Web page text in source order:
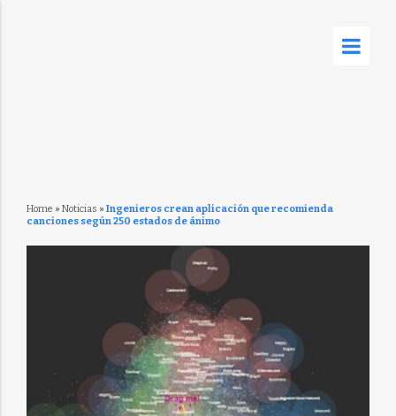
Home » Noticias » Ingenieros crean aplicación que recomienda
canciones según 250 estados de ánimo